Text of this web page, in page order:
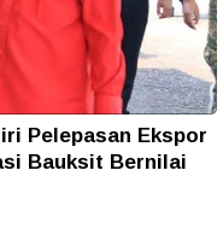
Pelepasan Ekspor
Bauksit Bernilai